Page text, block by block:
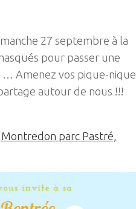
27 septembre à la
pour passer une
Amenez vos pique-nique,
autour de nous !!!
Montredon parc Pastré,